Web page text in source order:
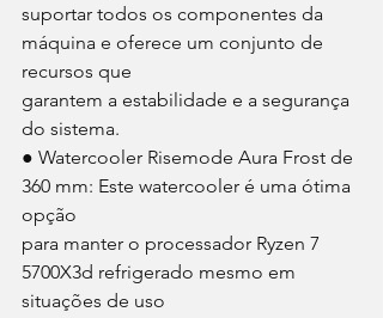
suportar todos os componentes da
máquina e oferece um conjunto de
recursos que
garantem a estabilidade e a segurança
do sistema.
● Watercooler Risemode Aura Frost de
360 mm: Este watercooler é uma ótima
opção
para manter o processador Ryzen 7
5700X3d refrigerado mesmo em
situações de uso